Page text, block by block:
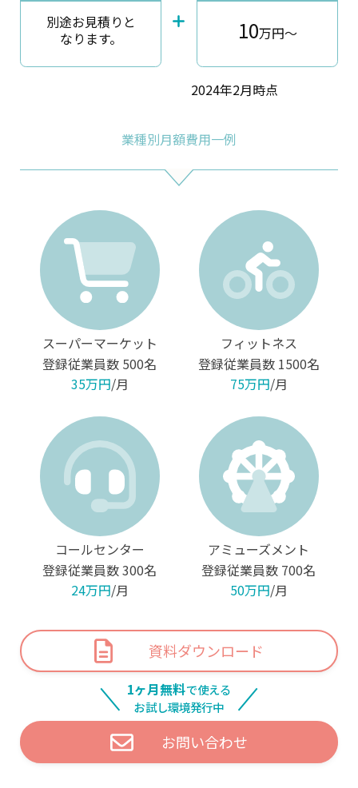
別途お見積りと
なります。
10万円〜
2024年2月時点
業種別月額費用一例
スーパーマーケット
登録従業員数 500名
35万円/月
フィットネス
登録従業員数 1500名
75万円/月
コールセンター
登録従業員数300名
24万円/月
アミューズメント
登録従業員数 700名
50万円/月
資料ダウンロード
1ヶ月無料で使える
お試し環境発行中
お問い合わせ